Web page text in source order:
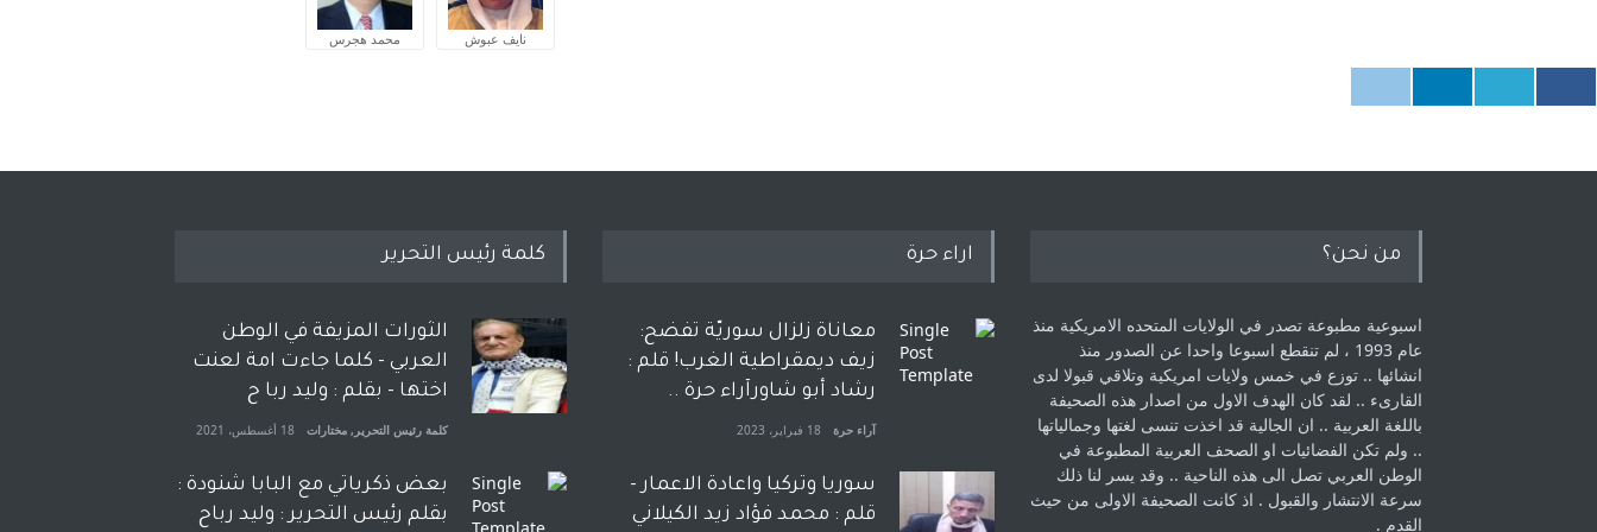
نايف عبوش محمد هجرس
من نحن؟
اسبوعية مطبوعة تصدر في الولايات المتحده الامريكية منذ
عام 1993 ، لم ‏تنقطع اسبوعا واحدا عن الصدور منذ
انشائها .. توزع في خمس ولايات امريكية ‏وتلاقي قبولا لدى
القارىء ..‏ لقد كان الهدف الاول من اصدار هذه الصحيفة
باللغة العربية .. ان الجالية قد اخذت ‏تنسى لغتها وجمالياتها
.. ولم تكن الفضائيات او الصحف العربية المطبوعة في
الوطن ‏العربي تصل الى هذه الناحية .. وقد يسر لنا ذلك
سرعة الانتشار والقبول . اذ كانت ‏الصحيفة الاولى من حيث
القدم . ‏
اراء حرة
معاناة زلزال سوريّة تفضح:
زيف ديمقراطية الغرب! قلم :
رشاد أبو شاورآراء حرة ..
آراء حرة 18 فبراير، 2023
سوريا وتركيا واعادة الاعمار -
قلم : محمد فؤاد زيد الكيلاني
كلمة رئيس التحرير
الثورات المزيفة في الوطن
العربي - كلما جاءت امة لعنت
اختها - بقلم : وليد ربا ح
كلمة رئيس التحرير , مختارات 18 أغسطس، 2021
بعض ذكرياتي مع البابا شنودة :
بقلم رئيس التحرير : وليد رباح